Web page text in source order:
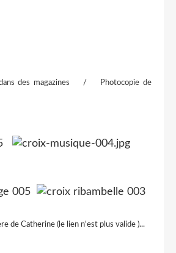
dans des magazines / Photocopie de
de Catherine (le lien n'est plus valide )...